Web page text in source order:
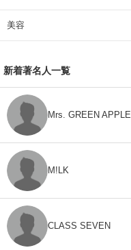
美容
新着著名人一覧
Mrs. GREEN APPLE
M!LK
CLASS SEVEN